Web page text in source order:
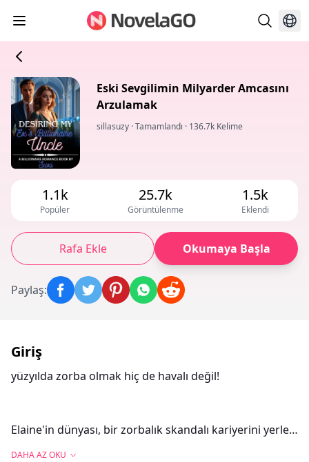
Eski Sevgilimin Milyarder Amcasını
Arzulamak
sillasuzy ·Tamamlandı · 136.7k Kelime
1.1k
Popüler
25.7k
Görüntülenme
1.5k
Eklendi
Rafa Ekle Okumaya Başla
Paylaş:
Giriş
yüzyılda zorba olmak hiç de havalı değil!
Elaine'in dünyası, bir zorbalık skandalı kariyerini yerle
DAHA AZ OKU